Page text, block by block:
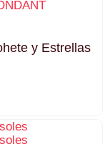
y Estrellas